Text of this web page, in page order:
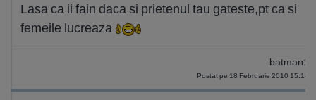
Lasa ca ii fain daca si prietenul tau gateste,pt ca si
femeile lucreaza
batman1
Postat pe 18 Februarie 2010 15:14